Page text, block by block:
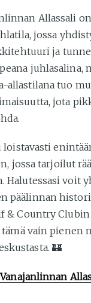
Allassali on
jossa
ja
juhlasalina,
allastilana tuo
jota
loistavasti
jossa tarjoilut
Halutessasi voit
päälinnan
& Country
vain pienen
🏰
Vanajanlinnan